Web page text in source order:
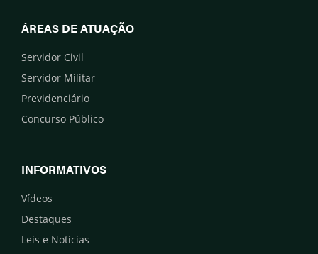
ÁREAS DE ATUAÇÃO
Servidor Civil
Servidor Militar
Previdenciário
Concurso Público
INFORMATIVOS
Vídeos
Destaques
Leis e Notícias